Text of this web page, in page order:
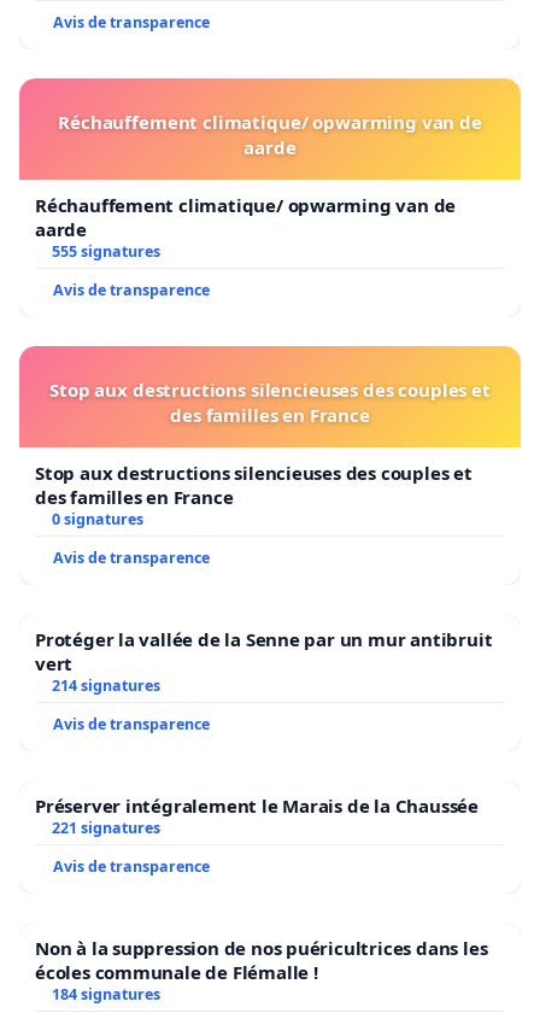
Avis de transparence
Réchauffement climatique/ opwarming van de
aarde
Réchauffement climatique/ opwarming van de
aarde
555 signatures
Avis de transparence
Stop aux destructions silencieuses des couples et
des familles en France
Stop aux destructions silencieuses des couples et
des familles en France
0 signatures
Avis de transparence
Protéger la vallée de la Senne par un mur antibruit
vert
214 signatures
Avis de transparence
Préserver intégralement le Marais de la Chaussée
221 signatures
Avis de transparence
Non à la suppression de nos puéricultrices dans les
écoles communale de Flémalle !
184 signatures